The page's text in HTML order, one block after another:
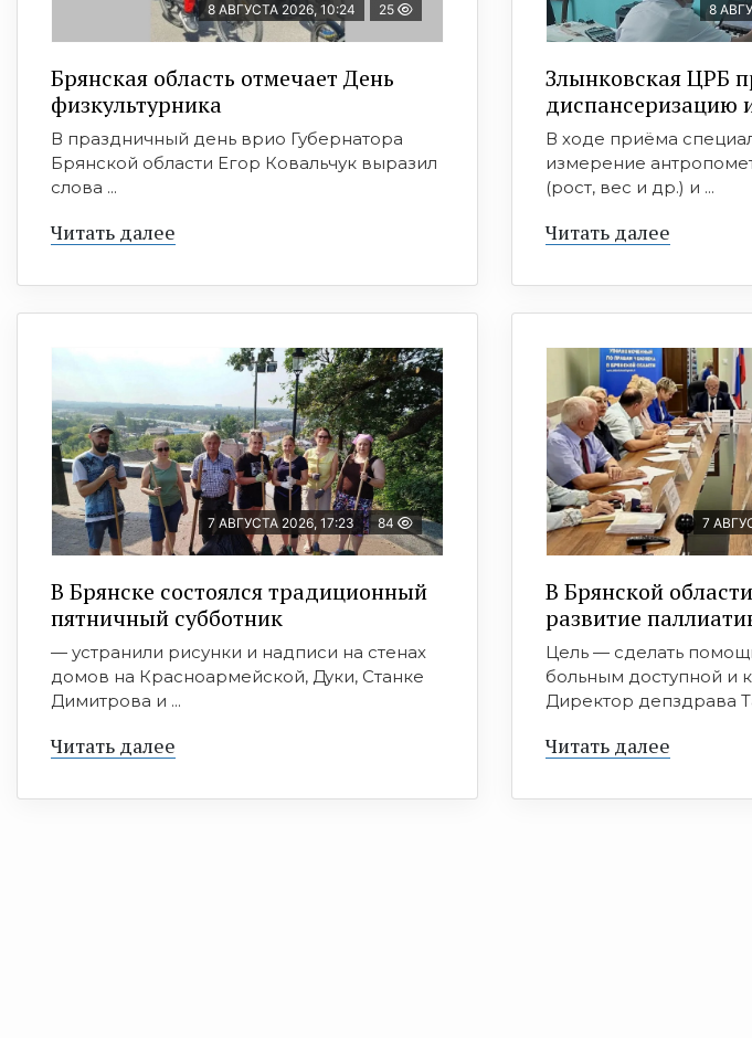
8 АВГУСТА 2026, 10:24 25
Брянская область отмечает День
физкультурника
В праздничный день врио Губернатора
Брянской области Егор Ковальчук выразил
слова ...
Читать далее
8
Злынковская ЦРБ
диспансеризацию
В ходе приёма
измерение
(рост, вес и др.) и ...
Читать далее
7 АВГУСТА 2026, 17:23 84
В Брянске состоялся традиционный
пятничный субботник
— устранили рисунки и надписи на стенах
домов на Красноармейской, Дуки, Станке
Димитрова и ...
Читать далее
7
В Брянской
развитие
Цель — сделать
больным доступной и
Директор депздрава
Читать далее